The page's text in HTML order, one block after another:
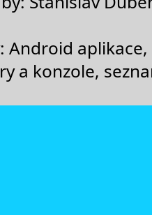
Android aplikace,
a konzole,